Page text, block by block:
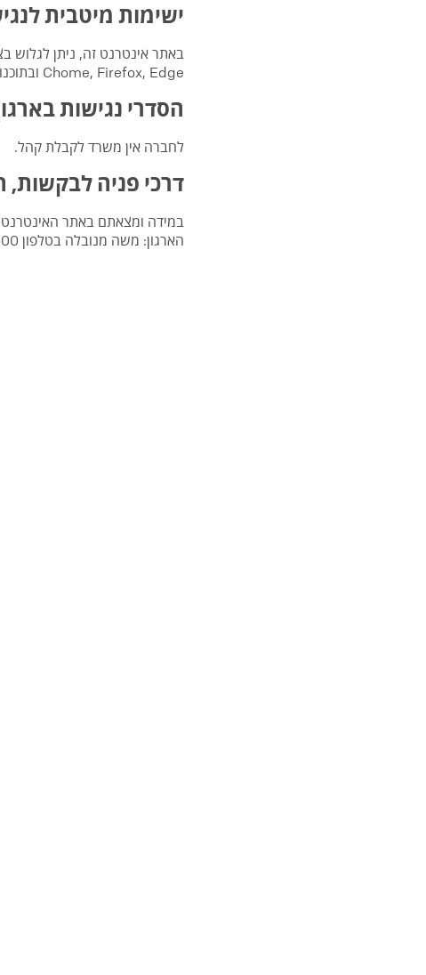
ישימות מיטבית
באתר אינטרנט זה, ניתן לגלוש
Chome, Firefox, Edge ובתוכנות קוראות מסך NVDA, JAWS
הסדרי נגישות
לחברה אין משרד לקבלת קהל.
דרכי פניה לבקשות,
במידה ומצאתם באתר האינטרנט
הארגון: משה מנובלה בטלפון